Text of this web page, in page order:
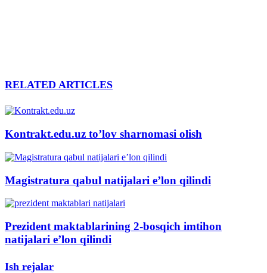
RELATED ARTICLES
Kontrakt.edu.uz to’lov sharnomasi olish
Magistratura qabul natijalari e’lon qilindi
Prezident maktablarining 2-bosqich imtihon
natijalari e’lon qilindi
Ish rejalar